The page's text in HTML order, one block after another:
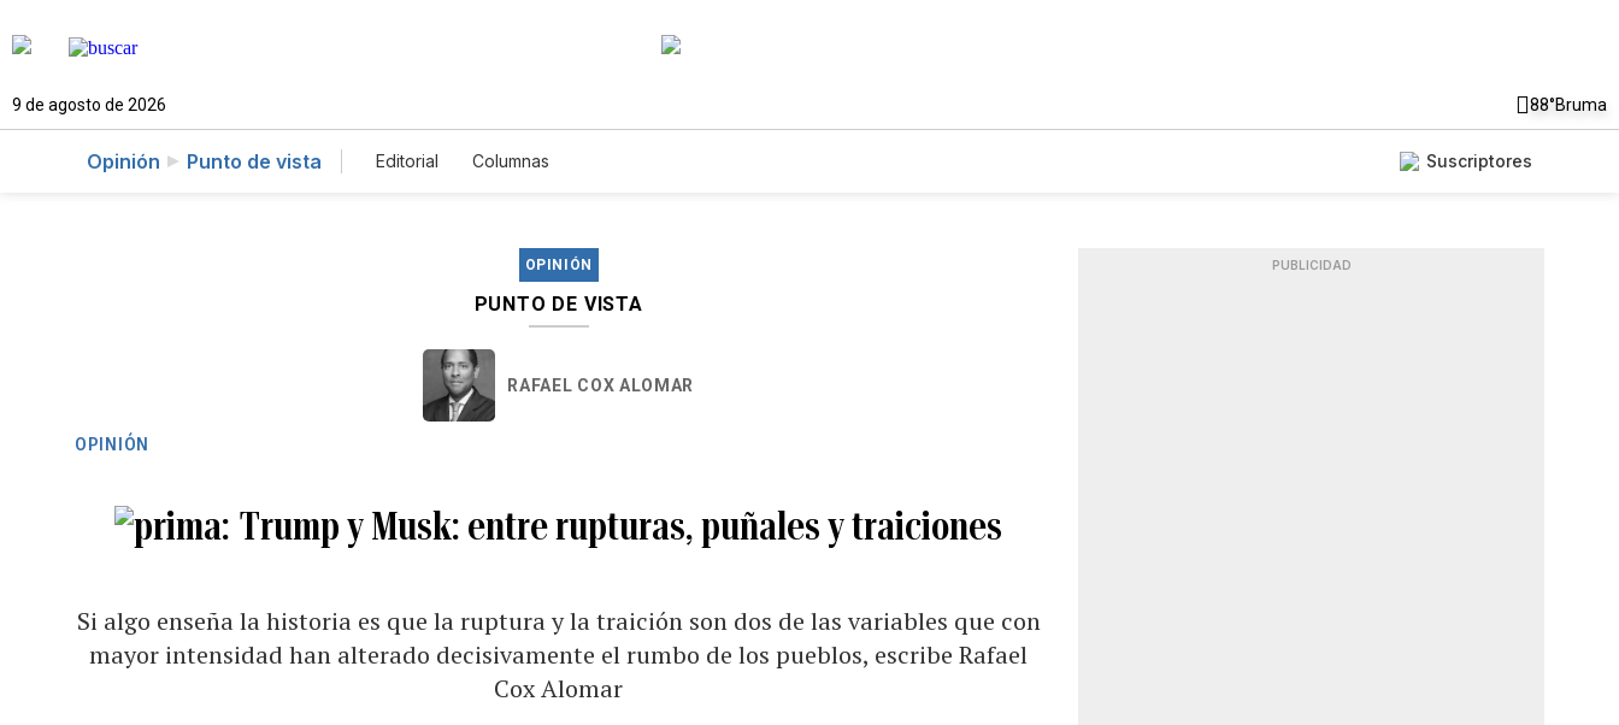
9 de agosto de 2026 88°Bruma
Opinión Punto de vista Editorial Columnas Suscriptores
OPINIÓN
PUNTO DE VISTA
RAFAEL COX ALOMAR
OPINIÓN
Trump y Musk: entre rupturas, puñales y traiciones
Si algo enseña la historia es que la ruptura y la traición son dos de las variables que con
mayor intensidad han alterado decisivamente el rumbo de los pueblos, escribe Rafael
Cox Alomar
PUBLICIDAD